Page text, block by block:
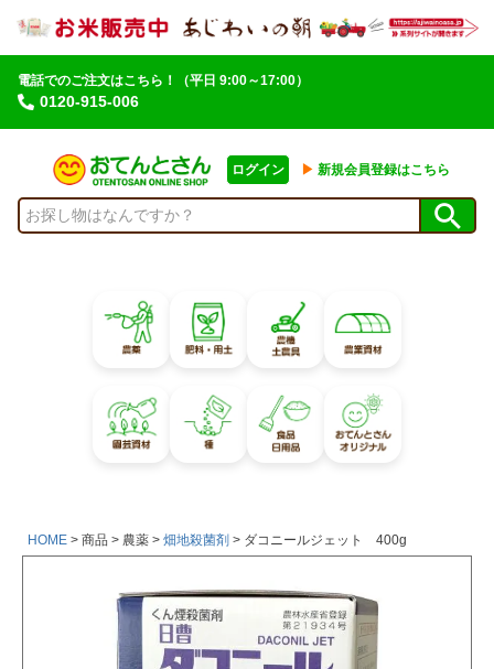
電話でのご注文はこちら！
0120-915-006
（平日 9:00～17:00）
ログイン ▶︎ 新規会員登録はこちら
HOME 商品 農薬 畑地殺菌剤 ダコニールジェット 400g